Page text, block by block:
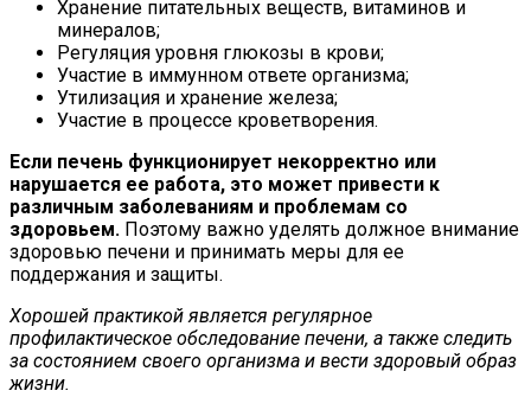
Хранение питательных веществ, витаминов и
минералов;
Регуляция уровня глюкозы в крови;
Участие в иммунном ответе организма;
Утилизация и хранение железа;
Участие в процессе кроветворения.
Если печень функционирует некорректно или
нарушается ее работа, это может привести к
различным заболеваниям и проблемам со
здоровьем. Поэтому важно уделять должное внимание
здоровью печени и принимать меры для ее
поддержания и защиты.
Хорошей практикой является регулярное
профилактическое обследование печени, а также следить
за состоянием своего организма и вести здоровый образ
жизни.